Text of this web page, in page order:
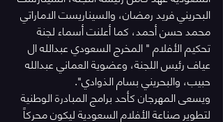
البحريني فريد رمضان، والسيناريست الاماراتي
محمد حسن أحمد، كما أعلنت أسماء لجنة
تحكيم الأفلام " المخرج السعودي عبدالله ال
عياف رئيس اللجنة، وعضوية العماني عبدالله
حبيب، والبحريني بسام الذوادي".
ويسعى المهرجان كأحد برامج المبادرة الوطنية
لتطوير صناعة الأفلام السعودية ليكون محركاً